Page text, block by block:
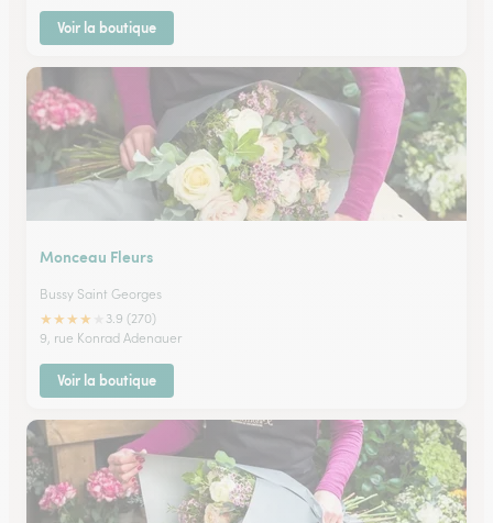
Voir la boutique
Monceau Fleurs
Bussy Saint Georges
★★★★
3.9 (270)
9, rue Konrad Adenauer
Voir la boutique